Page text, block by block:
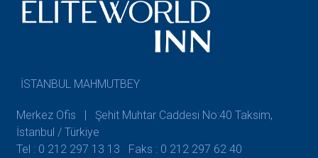
İSTANBUL MAHMUTBEY
Merkez Ofis | Şehit Muhtar Caddesi No:40 Taksim,
İstanbul / Türkiye
Tel : 0 212 297 13 13
Faks : 0 212 297 62 40